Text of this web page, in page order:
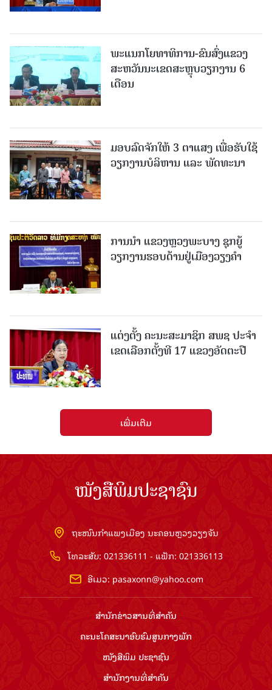
ພະແນກໂຍທາທິການ-ຂົນສົ່ງແຂວງ
ສະຫວັນນະເຂດສະຫຼຸບວຽກງານ 6
ເດືອນ
ມອບລົດຈັກໃຫ້ 3 ຕາແສງ ເພື່ອຮັບໃຊ້
ວຽກງານບໍລິຫານ ແລະ ພັດທະນາ
ການນຳ ແຂວງຫຼວງພະບາງ ຊຸກຍູ້
ວຽກງານຮອບດ້ານຢູ່ເມືອງວຽງຄໍາ
ແຕ່ງຕັ້ງ ຄະນະສະມາຊິກ ສພຊ ປະຈຳ
ເຂດເລືອກຕັ້ງທີ 17 ແຂວງອັດຕະປື
ເພີ່ມເຕີມ
ໜັງສືພິມປະຊາຊົນ
ຖະໜົນກຳແພງເມືອງ ນະຄອນຫຼວງວຽງຈັນ
ໂທລະສັບ: 021336111 - ແຟັກ: 021336113
ອີເມວ: pasaxonn@yahoo.com
ສຳ​ນັກ​ຂ່າວ​ສານ​ທີ່​ສຳ​ຄັນ​
ຄະນະໂຄສະນາອົບຮົມ​ສູນ​ກາງ​ພັກ
ໜັງສືພິມ ປະ​ຊາ​ຊົນ
ສຳ​ນັກ​ງານ​ທີ່​ສຳ​ຄັນ